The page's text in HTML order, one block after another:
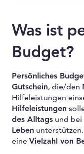
Was ist
Budget?
Persönliches
Gutschein, die/den
Hilfeleistungen
Hilfeleistungen
des Alltags und
Leben
eine Vielzahl von